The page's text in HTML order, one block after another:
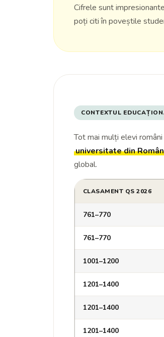
Cifrele sunt
poți citi în poveștile
CONTEXTUL
Tot mai mulți elevi
universitate din
global.
CLASAMENT QS 2026
761–770
761–770
1001–1200
1201–1400
1201–1400
1201–1400